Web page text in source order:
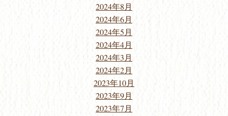
2024年8月
2024年6月
2024年5月
2024年4月
2024年3月
2024年2月
2023年10月
2023年9月
2023年7月